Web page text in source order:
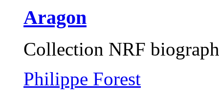
Aragon
Collection NRF
Philippe Forest